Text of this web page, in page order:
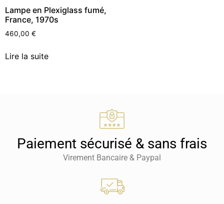
Lampe en Plexiglass fumé,
France, 1970s
460,00 €
Lire la suite
Paiement sécurisé & sans frais
Virement Bancaire & Paypal